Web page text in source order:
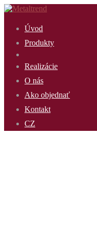
Úvod
Produkty
Realizácie
O nás
Ako objednať
Kontakt
CZ